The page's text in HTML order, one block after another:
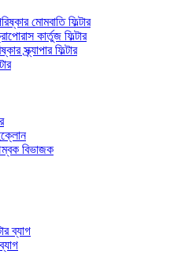
মোমবাতি ফিল্টার
কার্তুজ ফিল্টার
স্ক্র্যাপার ফিল্টার
বিভাজক